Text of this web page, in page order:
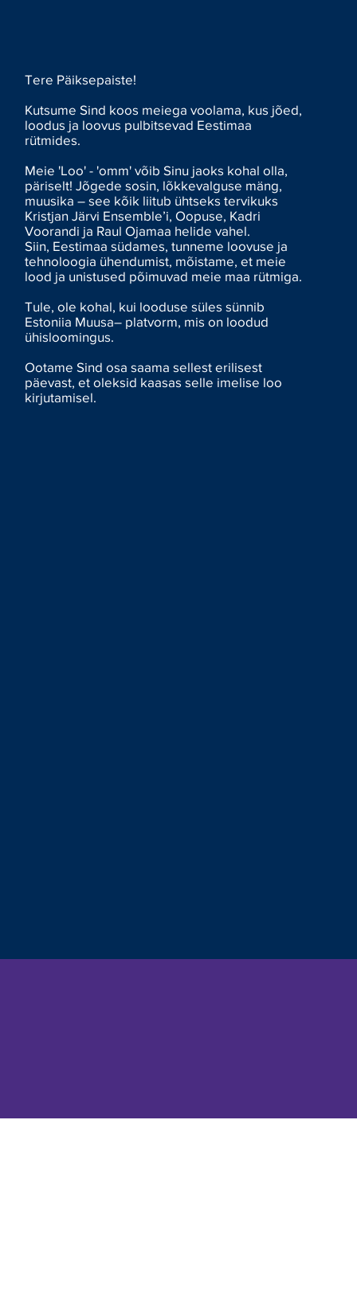
Tere Päiksepaiste!
Kutsume Sind koos meiega voolama, kus jõed,
loodus ja loovus pulbitsevad Eestimaa
rütmides.
Meie 'Loo' - 'omm' võib Sinu jaoks kohal olla,
päriselt! Jõgede sosin, lõkkevalguse mäng,
muusika – see kõik liitub ühtseks tervikuks
Kristjan Järvi Ensemble’i, Oopuse, Kadri
Voorandi ja Raul Ojamaa helide vahel.
Siin, Eestimaa südames, tunneme loovuse ja
tehnoloogia ühendumist, mõistame, et meie
lood ja unistused põimuvad meie maa rütmiga.
Tule, ole kohal, kui looduse süles sünnib
Estoniia Muusa– platvorm, mis on loodud
ühisloomingus.
Ootame Sind osa saama sellest erilisest
päevast, et oleksid kaasas selle imelise loo
kirjutamisel.